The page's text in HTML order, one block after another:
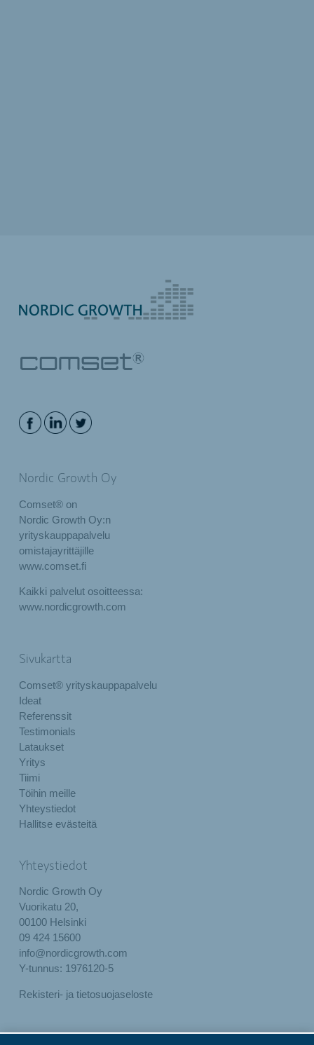
Nordic Growth Oy
Comset® on
Nordic Growth Oy:n
yrityskauppapalvelu
omistajayrittäjille
www.comset.fi
Kaikki palvelut osoitteessa:
www.nordicgrowth.com
Sivukartta
Comset® yrityskauppapalvelu
Ideat
Referenssit
Testimonials
Lataukset
Yritys
Tiimi
Töihin meille
Yhteystiedot
Hallitse evästeitä
Yhteystiedot
Nordic Growth Oy
Vuorikatu 20,
00100 Helsinki
09 424 15600
info@nordicgrowth.com
Y-tunnus: 1976120-5
Rekisteri- ja tietosuojaseloste